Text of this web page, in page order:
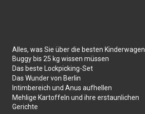
Alles, was Sie über die besten Kinderwagen
Buggy bis 25 kg wissen müssen
Das beste Lockpicking-Set
Das Wunder von Berlin
Intimbereich und Anus aufhellen
Mehlige Kartoffeln und ihre erstaunlichen
Gerichte